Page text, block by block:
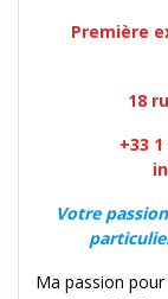
Première
18
+33 1
Votre
Ma passion